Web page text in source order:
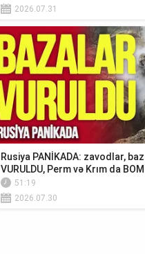
2026.07.31
Rusiya PANİKADA: zavodlar,
VURULDU, Perm və Krım da
51:19
2026.07.30